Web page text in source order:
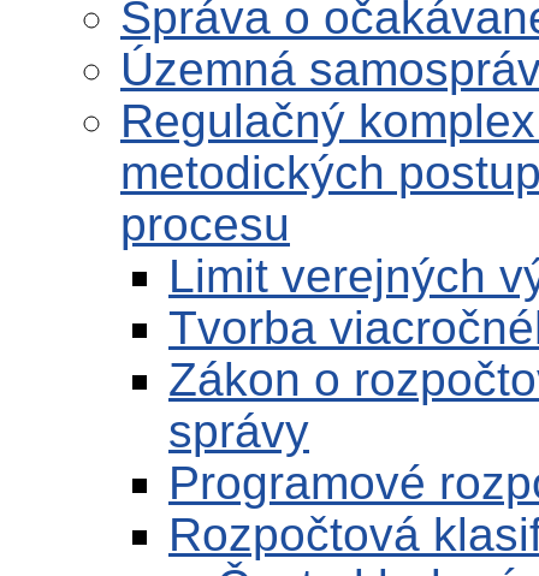
Správa o
Územná
Regulačný
metodických
procesu
Limit verejných
Tvorba
Zákon o
správy
Programové
Rozpočtová